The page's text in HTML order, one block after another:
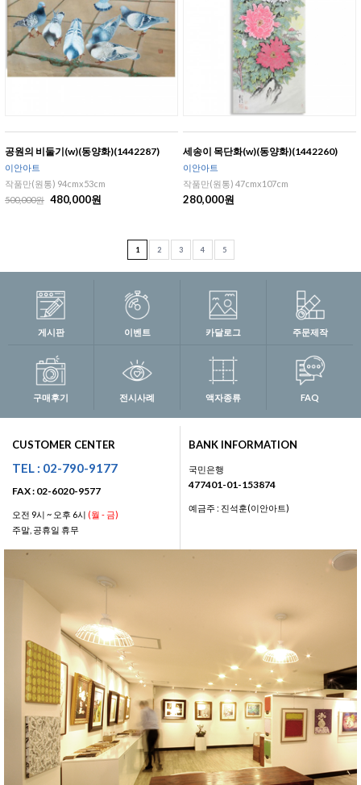
공원의 비둘기(w)(동양화)(1442287)
이안아트
작품만(원통) 94cmx53cm
500,000원 480,000원
세송이 목단화(w)(동양화)(1442260)
이안아트
작품만(원통) 47cmx107cm
280,000원
1 2 3 4 5
게시판 이벤트 카달로그 주문제작
구매후기 전시사례 액자종류 FAQ
CUSTOMER CENTER
TEL : 02-790-9177
FAX : 02-6020-9577
오전 9시 ~ 오후 6시 (월 - 금)
주말, 공휴일 휴무
BANK INFORMATION
국민은행
477401-01-153874
예금주 : 진석훈(이안아트)